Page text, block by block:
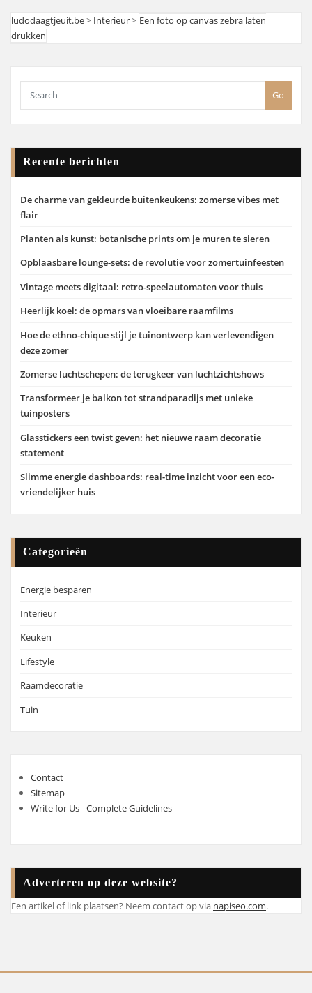
ludodaagtjeuit.be> Interieur> Een foto op canvas zebra laten
drukken
Go
Recente berichten
De charme van gekleurde buitenkeukens: zomerse vibes met
flair
Planten als kunst: botanische prints om je muren te sieren
Opblaasbare lounge-sets: de revolutie voor zomertuinfeesten
Vintage meets digitaal: retro-speelautomaten voor thuis
Heerlijk koel: de opmars van vloeibare raamfilms
Hoe de ethno-chique stijl je tuinontwerp kan verlevendigen
deze zomer
Zomerse luchtschepen: de terugkeer van luchtzichtshows
Transformeer je balkon tot strandparadijs met unieke
tuinposters
Glasstickers een twist geven: het nieuwe raam decoratie
statement
Slimme energie dashboards: real-time inzicht voor een eco-
vriendelijker huis
Categorieën
Energie besparen
Interieur
Keuken
Lifestyle
Raamdecoratie
Tuin
Contact
Sitemap
Write for Us - Complete Guidelines
Adverteren op deze website?
Een artikel of link plaatsen? Neem contact op via napiseo.com.